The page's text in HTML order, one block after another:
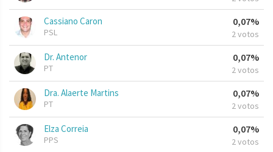
Cassiano Caron
PSL
0,07%
2 votos
Dr. Antenor
PT
0,07%
2 votos
Dra. Alaerte Martins
PT
0,07%
2 votos
Elza Correia
PPS
0,07%
2 votos